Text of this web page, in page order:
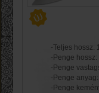
-Teljes hossz:
-Penge hossz:
-Penge
-Penge
-Penge